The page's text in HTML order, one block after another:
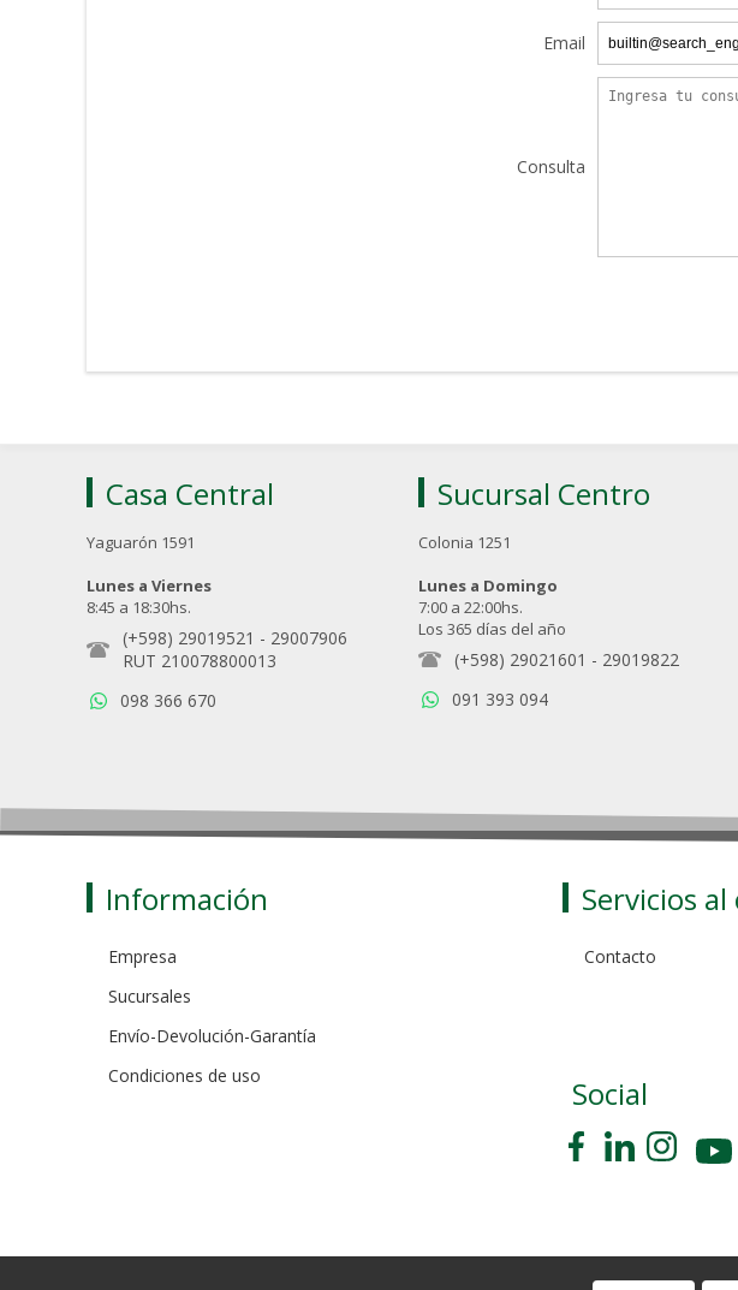
Email
Consulta
Casa Central
Yaguarón 1591
Lunes a Viernes
8:45 a 18:30hs.
(+598) 29019521 - 29007906
RUT 210078800013
098 366 670
Sucursal Centro
Colonia 1251
Lunes a Domingo
7:00 a 22:00hs.
Los 365 días del año
(+598) 29021601 - 29019822
091 393 094
Información
Empresa
Sucursales
Envío-Devolución-Garantía
Condiciones de uso
Servicios
Contacto
Social